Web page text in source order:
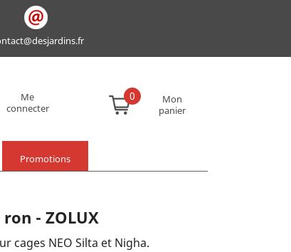
Me
connecter
0
Mon
panier
Promotions
- ZOLUX
cages NEO Silta et Nigha.